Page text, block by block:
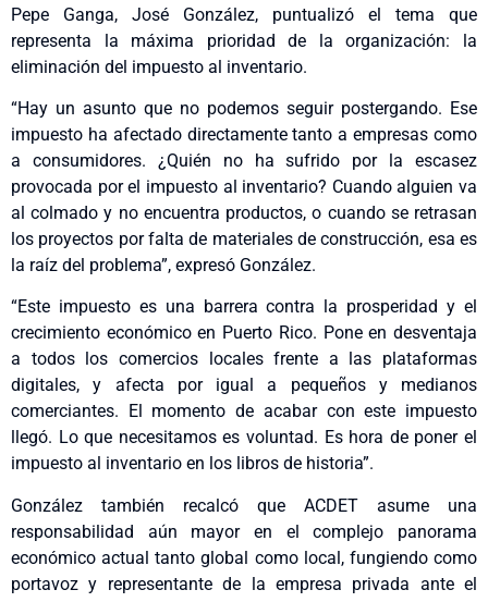
Pepe Ganga, José González, puntualizó el tema que
representa la máxima prioridad de la organización: la
eliminación del impuesto al inventario.
“Hay un asunto que no podemos seguir postergando. Ese
impuesto ha afectado directamente tanto a empresas como
a consumidores. ¿Quién no ha sufrido por la escasez
provocada por el impuesto al inventario? Cuando alguien va
al colmado y no encuentra productos, o cuando se retrasan
los proyectos por falta de materiales de construcción, esa es
la raíz del problema”, expresó González.
“Este impuesto es una barrera contra la prosperidad y el
crecimiento económico en Puerto Rico. Pone en desventaja
a todos los comercios locales frente a las plataformas
digitales, y afecta por igual a pequeños y medianos
comerciantes. El momento de acabar con este impuesto
llegó. Lo que necesitamos es voluntad. Es hora de poner el
impuesto al inventario en los libros de historia”.
González también recalcó que ACDET asume una
responsabilidad aún mayor en el complejo panorama
económico actual tanto global como local, fungiendo como
portavoz y representante de la empresa privada ante el